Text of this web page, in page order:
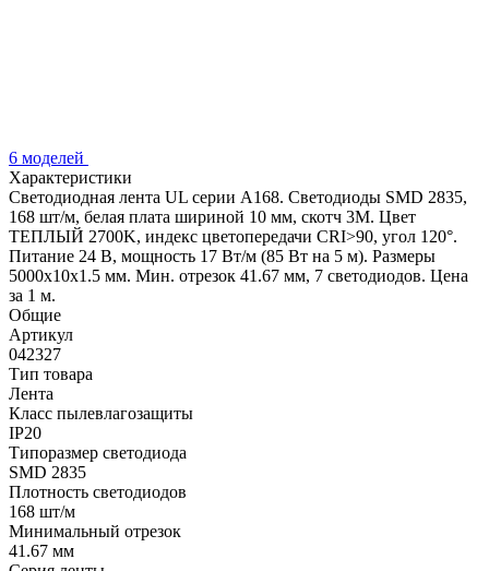
6 моделей
Характеристики
Светодиодная лента UL серии A168. Светодиоды SMD 2835,
168 шт/м, белая плата шириной 10 мм, скотч 3M. Цвет
ТЕПЛЫЙ 2700K, индекс цветопередачи CRI>90, угол 120°.
Питание 24 В, мощность 17 Вт/м (85 Вт на 5 м). Размеры
5000x10x1.5 мм. Мин. отрезок 41.67 мм, 7 светодиодов. Цена
за 1 м.
Общие
Артикул
042327
Тип товара
Лента
Класс пылевлагозащиты
IP20
Типоразмер светодиода
SMD 2835
Плотность светодиодов
168 шт/м
Минимальный отрезок
41.67 мм